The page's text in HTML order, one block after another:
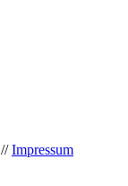
//Impressum